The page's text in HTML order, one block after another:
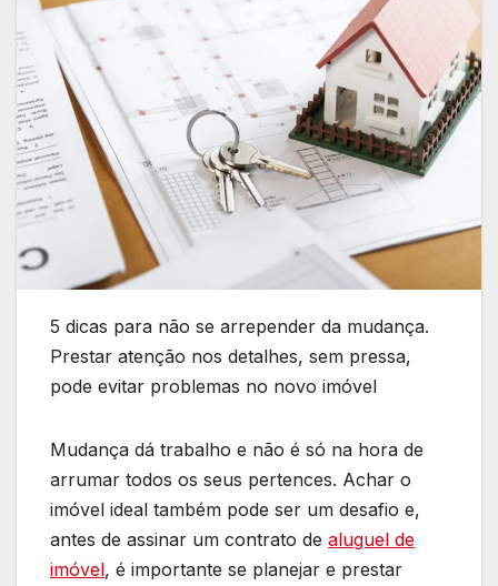
5 dicas para não se arrepender da mudança.
Prestar atenção nos detalhes, sem pressa,
pode evitar problemas no novo imóvel
Mudança dá trabalho e não é só na hora de
arrumar todos os seus pertences. Achar o
imóvel ideal também pode ser um desafio e,
antes de assinar um contrato de aluguel de
imóvel, é importante se planejar e prestar